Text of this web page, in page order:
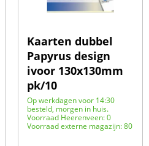
Kaarten dubbel
Papyrus design
ivoor 130x130mm
pk/10
Op werkdagen voor 14:30
besteld, morgen in huis.
Voorraad Heerenveen: 0
Voorraad externe magazijn: 80